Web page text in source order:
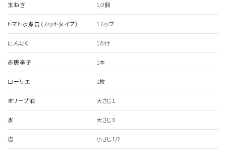
玉ねぎ 1/2個
トマト水煮缶（カットタイプ） 1カップ
にんにく 1かけ
赤唐辛子 1本
ローリエ 1枚
オリーブ油 大さじ1
水 大さじ3
塩 小さじ1/2